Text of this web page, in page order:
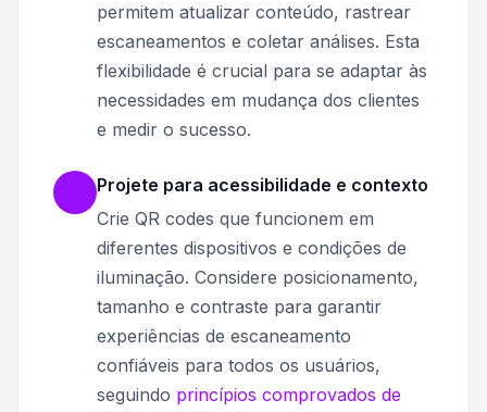
permitem atualizar conteúdo, rastrear
escaneamentos e coletar análises. Esta
flexibilidade é crucial para se adaptar às
necessidades em mudança dos clientes
e medir o sucesso.
Projete para acessibilidade e contexto
Crie QR codes que funcionem em
diferentes dispositivos e condições de
iluminação. Considere posicionamento,
tamanho e contraste para garantir
experiências de escaneamento
confiáveis para todos os usuários,
seguindo princípios comprovados de